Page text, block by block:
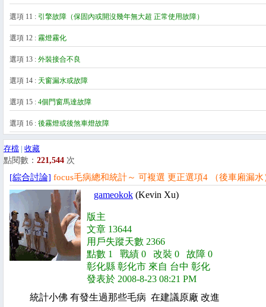
選項 11 : 引擎故障（保固內或開沒幾年無大超 正常使用故障）
選項 12 : 霧燈霧化
選項 13 : 外裝接合不良
選項 14 : 天窗漏水或故障
選項 15 : 4個門窗馬達故障
選項 16 : 後霧燈或後煞車燈故障
存檔 | 收藏
點閱數： 221,544 次
[綜合討論] focus毛病總和統計～ 可複選 更正選項4 （後車廂漏水
gameokok (Kevin Xu)
版主
文章 13644
用戶失蹤天數 2366
點數 1 戰績 0 改裝 0 故障 0
彰化縣 彰化市 來自 台中 彰化
發表於 2008-8-23 08:21 PM
統計小佛 有發生過那些毛病 在建議原廠 改進